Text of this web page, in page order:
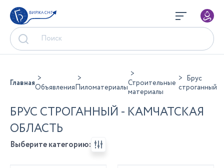
БИРЖА СНГ
ГлавнаяОбъявленияПиломатериалыСтроительные
материалы
Брус
строганный
БРУС СТРОГАННЫЙ - КАМЧАТСКАЯ
ОБЛАСТЬ
Выберите категорию: